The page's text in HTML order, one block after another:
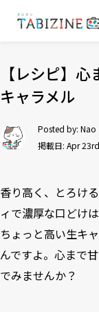
【レシピ】
キャラメル
Posted by: Nao
掲載日: Apr
香り高く、とろけ
ィで濃厚な口どけ
ちょっと高い生キ
んですよ。心まで
でみませんか？